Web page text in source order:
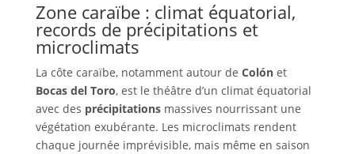
Zone caraïbe : climat équatorial,
records de précipitations et
microclimats
La côte caraïbe, notamment autour de Colónet
Bocas del Toro, est le théâtre d’un climat équatorial
avec des précipitationsmassives nourrissant une
végétation exubérante. Les microclimats rendent
chaque journée imprévisible, mais même en saison